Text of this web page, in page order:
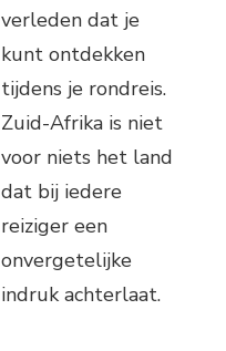
verleden dat je
kunt ontdekken
tijdens je rondreis.
Zuid-Afrika is niet
voor niets het land
dat bij iedere
reiziger een
onvergetelijke
indruk achterlaat.